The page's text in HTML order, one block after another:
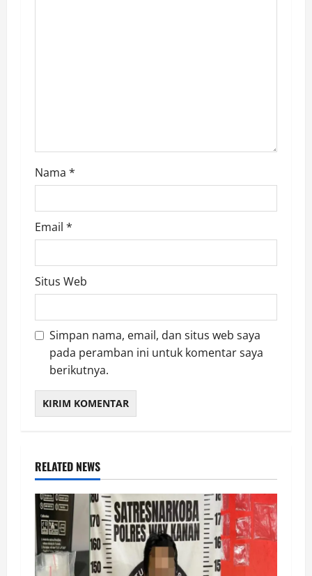
Nama *
Email *
Situs Web
Simpan nama, email, dan situs web saya
pada peramban ini untuk komentar saya
berikutnya.
RELATED NEWS